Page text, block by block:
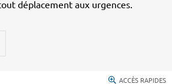
déplacement aux urgences.
ACCÈS RAPIDES